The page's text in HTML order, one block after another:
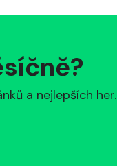
a nejlepších her.